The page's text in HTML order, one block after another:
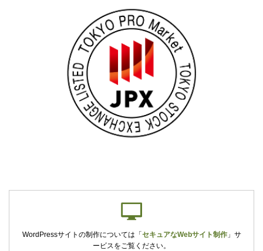
WordPressサイトの制作については 「 セキュアなWebサイト制作」 サ
ービスをご覧ください。